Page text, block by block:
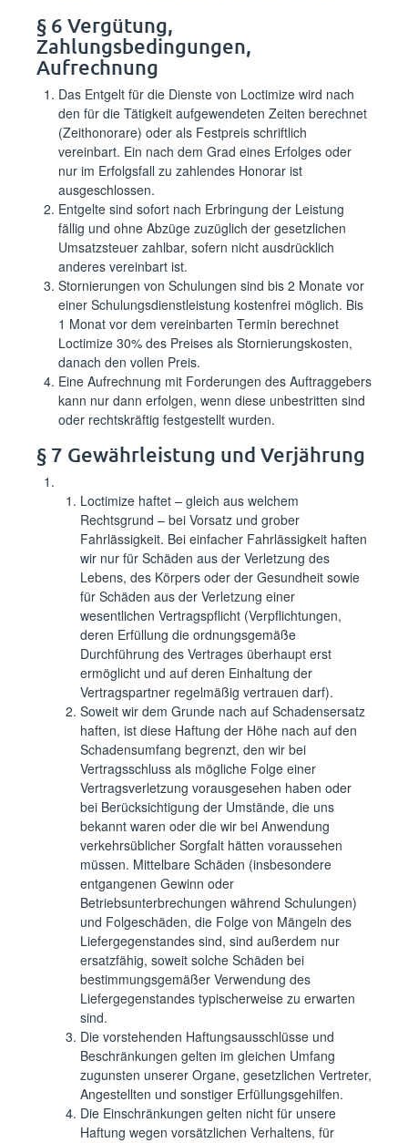
§ 6 Vergütung,
Zahlungsbedingungen,
Aufrechnung
Das Entgelt für die Dienste von Loctimize wird nach
den für die Tätigkeit aufgewendeten Zeiten berechnet
(Zeithonorare) oder als Festpreis schriftlich
vereinbart. Ein nach dem Grad eines Erfolges oder
nur im Erfolgsfall zu zahlendes Honorar ist
ausgeschlossen.
Entgelte sind sofort nach Erbringung der Leistung
fällig und ohne Abzüge zuzüglich der gesetzlichen
Umsatzsteuer zahlbar, sofern nicht ausdrücklich
anderes vereinbart ist.
Stornierungen von Schulungen sind bis 2 Monate vor
einer Schulungsdienstleistung kostenfrei möglich. Bis
1 Monat vor dem vereinbarten Termin berechnet
Loctimize 30% des Preises als Stornierungskosten,
danach den vollen Preis.
Eine Aufrechnung mit Forderungen des Auftraggebers
kann nur dann erfolgen, wenn diese unbestritten sind
oder rechtskräftig festgestellt wurden.
§ 7 Gewährleistung und Verjährung
Loctimize haftet – gleich aus welchem
Rechtsgrund – bei Vorsatz und grober
Fahrlässigkeit. Bei einfacher Fahrlässigkeit haften
wir nur für Schäden aus der Verletzung des
Lebens, des Körpers oder der Gesundheit sowie
für Schäden aus der Verletzung einer
wesentlichen Vertragspflicht (Verpflichtungen,
deren Erfüllung die ordnungsgemäße
Durchführung des Vertrages überhaupt erst
ermöglicht und auf deren Einhaltung der
Vertragspartner regelmäßig vertrauen darf).
Soweit wir dem Grunde nach auf Schadensersatz
haften, ist diese Haftung der Höhe nach auf den
Schadensumfang begrenzt, den wir bei
Vertragsschluss als mögliche Folge einer
Vertragsverletzung vorausgesehen haben oder
bei Berücksichtigung der Umstände, die uns
bekannt waren oder die wir bei Anwendung
verkehrsüblicher Sorgfalt hätten voraussehen
müssen. Mittelbare Schäden (insbesondere
entgangenen Gewinn oder
Betriebsunterbrechungen während Schulungen)
und Folgeschäden, die Folge von Mängeln des
Liefergegenstandes sind, sind außerdem nur
ersatzfähig, soweit solche Schäden bei
bestimmungsgemäßer Verwendung des
Liefergegenstandes typischerweise zu erwarten
sind.
Die vorstehenden Haftungsausschlüsse und
Beschränkungen gelten im gleichen Umfang
zugunsten unserer Organe, gesetzlichen Vertreter,
Angestellten und sonstiger Erfüllungsgehilfen.
Die Einschränkungen gelten nicht für unsere
Haftung wegen vorsätzlichen Verhaltens, für